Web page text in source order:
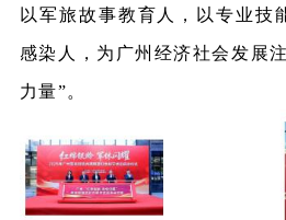
以军旅故事教育人，以专业技
感染人，为广州经济社会发展
力量”。